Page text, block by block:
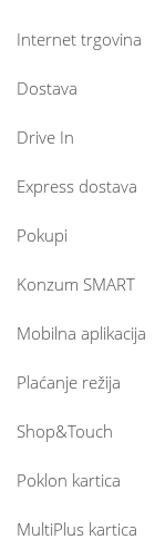
Internet trgovina
Dostava
Drive In
Express dostava
Pokupi
Konzum SMART
Mobilna aplikacija
Plaćanje režija
Shop&Touch
Poklon kartica
MultiPlus kartica